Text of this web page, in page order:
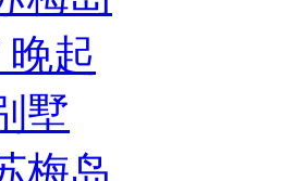
晚起
墅